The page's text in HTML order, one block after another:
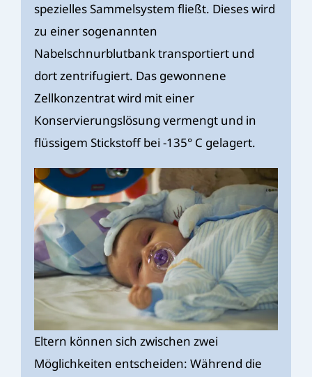
spezielles Sammelsystem fließt. Dieses wird
zu einer sogenannten
Nabelschnurblutbank transportiert und
dort zentrifugiert. Das gewonnene
Zellkonzentrat wird mit einer
Konservierungslösung vermengt und in
flüssigem Stickstoff bei -135° C gelagert.
Eltern können sich zwischen zwei
Möglichkeiten entscheiden: Während die